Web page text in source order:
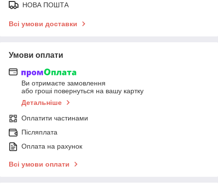
НОВА ПОШТА
Всі умови доставки
Умови оплати
Ви отримаєте замовлення
або гроші повернуться на вашу картку
Детальніше
Оплатити частинами
Післяплата
Оплата на рахунок
Всі умови оплати